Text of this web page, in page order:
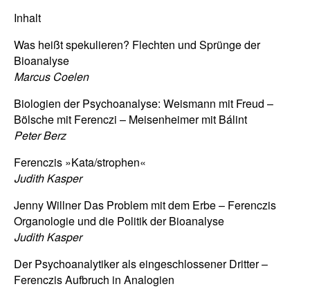
Inhalt
Was heißt spekulieren? Flechten und Sprünge der
Bioanalyse
Marcus Coelen
Biologien der Psychoanalyse: Weismann mit Freud –
Bölsche mit Ferenczi – Meisenheimer mit Bálint
Peter Berz
Ferenczis »Kata/strophen«
Judith Kasper
Jenny Willner Das Problem mit dem Erbe – Ferenczis
Organologie und die Politik der Bioanalyse
Judith Kasper
Der Psychoanalytiker als eingeschlossener Dritter –
Ferenczis Aufbruch in Analogien